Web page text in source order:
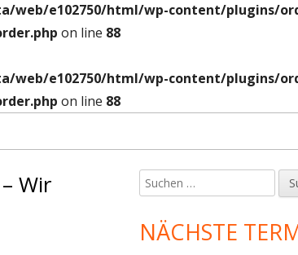
web/e102750/html/wp-content/plugins/
on line 88
web/e102750/html/wp-content/plugins/
on line 88
Wir
Haupt-
Seitenleiste
Suchen
nach:
NÄCHSTE